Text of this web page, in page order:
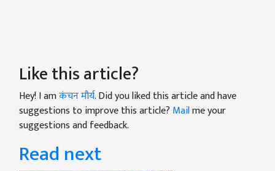
Like this article?
Hey! I amकंचन मौर्य. Did you liked this article and have
suggestions to improve this article? Mailme your
suggestions and feedback.
Read next